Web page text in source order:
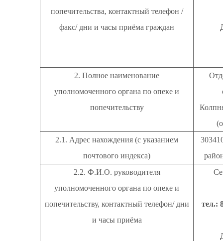
попечительства, контактный телефон /
факс/ дни и часы приёма граждан
2. Полное наименование
уполномоченного органа по опеке и
попечительству
2.1. Адрес нахождения (с указанием
почтового индекса)
2.2. Ф.И.О. руководителя
уполномоченного органа по опеке и
попечительству, контактный телефон/ дни
и часы приёма
тел.: